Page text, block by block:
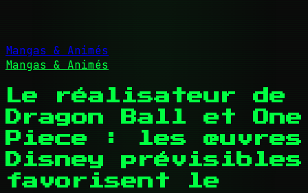
Mangas & Animés
Mangas & Animés
Le réalisateur de
Dragon Ball et One
Piece : les œuvres
Disney prévisibles
favorisent le